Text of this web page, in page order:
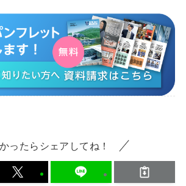
ったらシェアしてね！